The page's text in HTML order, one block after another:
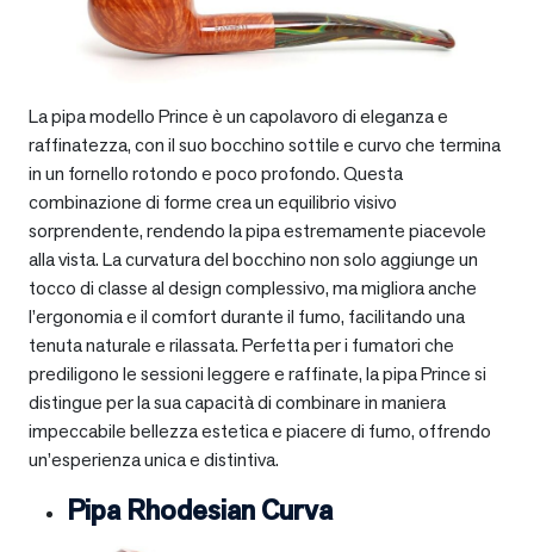
La pipa modello Prince è un capolavoro di eleganza e
raffinatezza, con il suo bocchino sottile e curvo che termina
in un fornello rotondo e poco profondo. Questa
combinazione di forme crea un equilibrio visivo
sorprendente, rendendo la pipa estremamente piacevole
alla vista. La curvatura del bocchino non solo aggiunge un
tocco di classe al design complessivo, ma migliora anche
l’ergonomia e il comfort durante il fumo, facilitando una
tenuta naturale e rilassata. Perfetta per i fumatori che
prediligono le sessioni leggere e raffinate, la pipa Prince si
distingue per la sua capacità di combinare in maniera
impeccabile bellezza estetica e piacere di fumo, offrendo
un’esperienza unica e distintiva.
Pipa Rhodesian Curva